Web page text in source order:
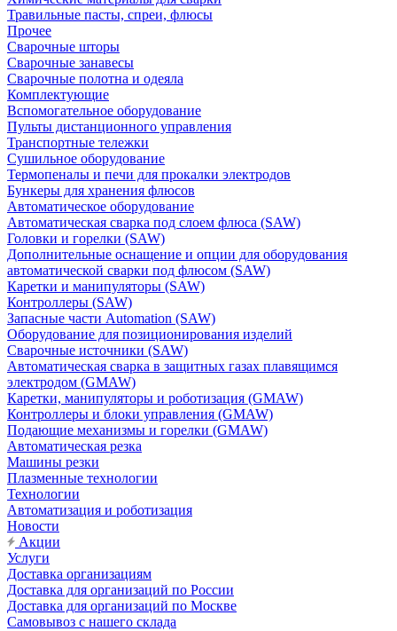
Травильные пасты, спреи, флюсы
Прочее
Сварочные шторы
Сварочные занавесы
Сварочные полотна и одеяла
Комплектующие
Вспомогательное оборудование
Пульты дистанционного управления
Транспортные тележки
Сушильное оборудование
Термопеналы и печи для прокалки электродов
Бункеры для хранения флюсов
Автоматическое оборудование
Автоматическая сварка под слоем флюса (SAW)
Головки и горелки (SAW)
Дополнительные оснащение и опции для оборудования
автоматической сварки под флюсом (SAW)
Каретки и манипуляторы (SAW)
Контроллеры (SAW)
Запасные части Automation (SAW)
Оборудование для позиционирования изделий
Сварочные источники (SAW)
Автоматическая сварка в защитных газах плавящимся
электродом (GMAW)
Каретки, манипуляторы и роботизация (GMAW)
Контроллеры и блоки управления (GMAW)
Подающие механизмы и горелки (GMAW)
Автоматическая резка
Машины резки
Плазменные технологии
Технологии
Автоматизация и роботизация
Новости
Акции
Услуги
Доставка организациям
Доставка для организаций по России
Доставка для организаций по Москве
Самовывоз с нашего склада